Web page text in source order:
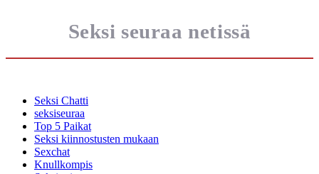
Seksi seuraa netissä
Seksi Chatti
seksiseuraa
Top 5 Paikat
Seksi kiinnostusten mukaan
Sexchat
Knullkompis